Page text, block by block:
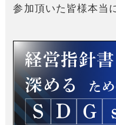
参加頂いた皆様本当